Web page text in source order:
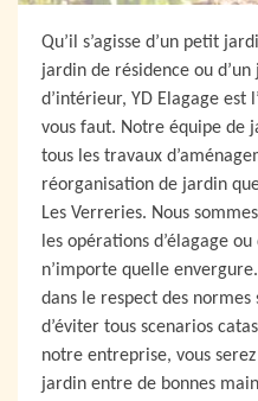
Qu’il s’agisse d’un petit
jardin de résidence ou
d’intérieur, YD Elagage est
vous faut. Notre équipe de
tous les travaux
réorganisation de jardin
Les Verreries. Nous
les opérations d’élagage
n’importe quelle
dans le respect des
d’éviter tous scenarios
notre entreprise, vous
jardin entre de bonnes